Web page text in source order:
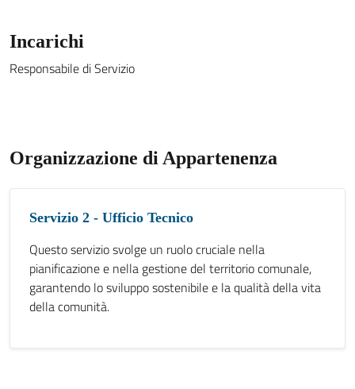
Incarichi
Responsabile di Servizio
Organizzazione di Appartenenza
Servizio 2 - Ufficio Tecnico
Questo servizio svolge un ruolo cruciale nella
pianificazione e nella gestione del territorio comunale,
garantendo lo sviluppo sostenibile e la qualità della vita
della comunità.